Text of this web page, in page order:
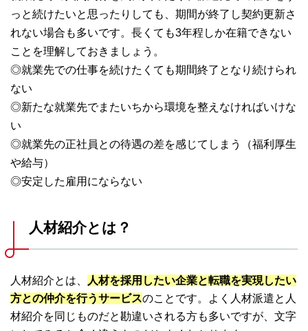
っと続けたいと思ったりしても、期間が終了し契約更新さ
れない場合も多いです。長くても3年程しか在籍できない
ことを理解しておきましょう。
◎就業先での仕事を続けたくても期間終了となり続けられ
ない
◎新たな就業先でまたいちから環境を整えなければいけな
い
◎就業先の正社員との待遇の差を感じてしまう（福利厚生
や給与）
◎安定した雇用にならない
人材紹介とは？
人材紹介とは、
人材を採用したい企業と転職を実現したい
方との仲介を行うサービスのことです。よく人材派遣と人
材紹介を同じものだと勘違いされる方も多いですが、文字